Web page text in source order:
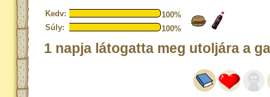
Kedv:
100%
Súly:
100%
1 napja látogatta meg utoljára a